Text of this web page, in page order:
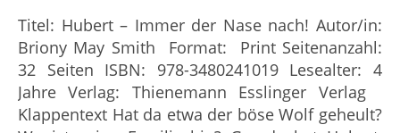
Titel: Hubert – Immer der Nase nach! Autor/in:
Briony May Smith Format: Print Seitenanzahl:
32 Seiten ISBN: 978-3480241019 Lesealter: 4
Jahre Verlag: Thienemann Esslinger Verlag
Klappentext Hat da etwa der böse Wolf geheult?